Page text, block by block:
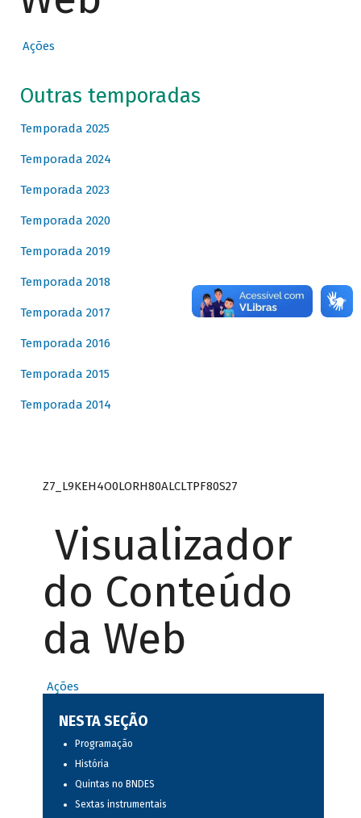
Ações
Outras temporadas
Temporada 2025
Temporada 2024
Temporada 2023
Temporada 2020
Temporada 2019
Temporada 2018
Temporada 2017
Temporada 2016
Temporada 2015
Temporada 2014
Z7_L9KEH4O0LORH80ALCLTPF80S27
Visualizador
do Conteúdo
da Web
Ações
NESTA SEÇÃO
Programação
História
Quintas no BNDES
Sextas instrumentais